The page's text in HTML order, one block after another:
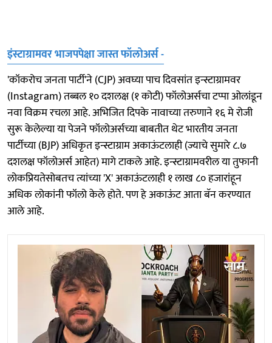
इंस्टाग्रामवर भाजपपेक्षा जास्त फॉलोअर्स -
'कॉकरोच जनता पार्टी'ने (CJP) अवघ्या पाच दिवसांत इन्स्टाग्रामवर
(Instagram) तब्बल १० दशलक्ष (१ कोटी) फॉलोअर्सचा टप्पा ओलांडून
नवा विक्रम रचला आहे. अभिजित दिपके नावाच्या तरुणाने १६ मे रोजी
सुरू केलेल्या या पेजने फॉलोअर्सच्या बाबतीत थेट भारतीय जनता
पार्टीच्या (BJP) अधिकृत इन्स्टाग्राम अकाऊंटलाही (ज्याचे सुमारे ८.७
दशलक्ष फॉलोअर्स आहेत) मागे टाकले आहे. इन्स्टाग्रामवरील या तुफानी
लोकप्रियतेसोबतच त्यांच्या 'X' अकाऊंटलाही १ लाख ८० हजारांहून
अधिक लोकांनी फॉलो केले होते. पण हे अकाऊंट आता बॅन करण्यात
आले आहे.